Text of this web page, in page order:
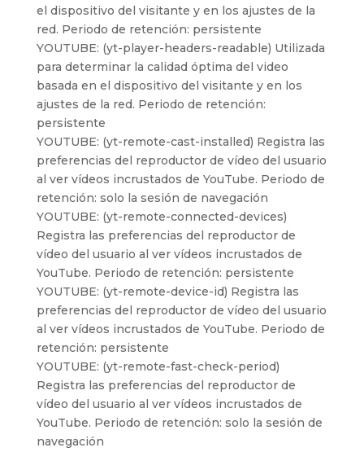
el dispositivo del visitante y en los ajustes de la
red. Periodo de retención: persistente
YOUTUBE: (yt-player-headers-readable) Utilizada
para determinar la calidad óptima del video
basada en el dispositivo del visitante y en los
ajustes de la red. Periodo de retención:
persistente
YOUTUBE: (yt-remote-cast-installed) Registra las
preferencias del reproductor de vídeo del usuario
al ver vídeos incrustados de YouTube. Periodo de
retención: solo la sesión de navegación
YOUTUBE: (yt-remote-connected-devices)
Registra las preferencias del reproductor de
vídeo del usuario al ver vídeos incrustados de
YouTube. Periodo de retención: persistente
YOUTUBE: (yt-remote-device-id) Registra las
preferencias del reproductor de vídeo del usuario
al ver vídeos incrustados de YouTube. Periodo de
retención: persistente
YOUTUBE: (yt-remote-fast-check-period)
Registra las preferencias del reproductor de
vídeo del usuario al ver vídeos incrustados de
YouTube. Periodo de retención: solo la sesión de
navegación